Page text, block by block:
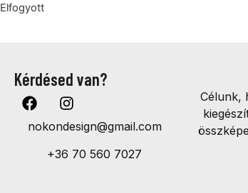
Elfogyott
Kérdésed van?
nokondesign@gmail.com
+36 70 560 7027
Célunk,